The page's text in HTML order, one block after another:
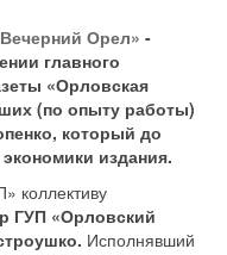
Орел» -
главного
«Орловская
(по опыту работы)
который до
издания.
коллективу
ГУП «Орловский
Исполнявший